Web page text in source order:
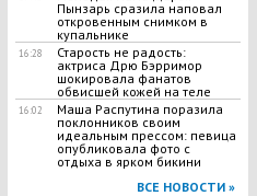
Пынзарь сразила наповал
откровенным снимком в
купальнике
16:28
Старость не радость:
актриса Дрю Бэрримор
шокировала фанатов
обвисшей кожей на теле
16:02
Маша Распутина поразила
поклонников своим
идеальным прессом: певица
опубликовала фото с
отдыха в ярком бикини
ВСЕ НОВОСТИ »